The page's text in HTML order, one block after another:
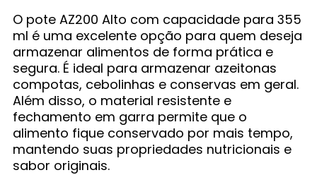
O pote AZ200 Alto com capacidade para 355
ml é uma excelente opção para quem deseja
armazenar alimentos de forma prática e
segura. É ideal para armazenar azeitonas
compotas, cebolinhas e conservas em geral.
Além disso, o material resistente e
fechamento em garra permite que o
alimento fique conservado por mais tempo,
mantendo suas propriedades nutricionais e
sabor originais.